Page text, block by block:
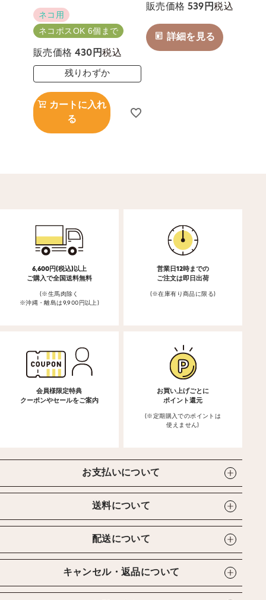
ネコ用
ネコポスOK 6個まで
販売価格 430 税込
残りわずか
カートに入れ
る
販売価格 539 税込
詳細を見る
6,600円(税込)以上
ご購入で全国送料無料
(※生馬肉除く
※沖縄・離島は9,900円以上)
営業日12時までの
ご注文は即日出荷
(※在庫有り商品に限る)
会員様限定特典
クーポンやセールをご案内
お買い上げごとに
ポイント還元
(※定期購入でのポイントは
使えません)
お支払いについて
送料について
配送について
キャンセル・返品について